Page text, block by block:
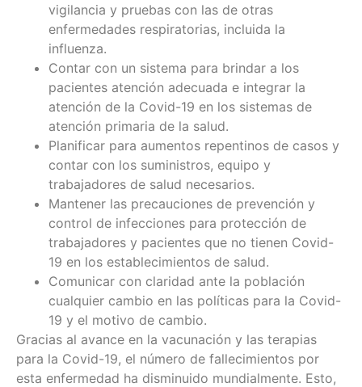
vigilancia y pruebas con las de otras
enfermedades respiratorias, incluida la
influenza.
Contar con un sistema para brindar a los
pacientes atención adecuada e integrar la
atención de la Covid-19 en los sistemas de
atención primaria de la salud.
Planificar para aumentos repentinos de casos y
contar con los suministros, equipo y
trabajadores de salud necesarios.
Mantener las precauciones de prevención y
control de infecciones para protección de
trabajadores y pacientes que no tienen Covid-
19 en los establecimientos de salud.
Comunicar con claridad ante la población
cualquier cambio en las políticas para la Covid-
19 y el motivo de cambio.
Gracias al avance en la vacunación y las terapias
para la Covid-19, el número de fallecimientos por
esta enfermedad ha disminuido mundialmente. Esto,